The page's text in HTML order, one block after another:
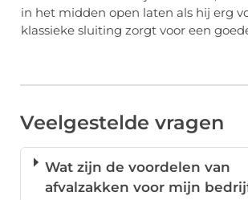
in het midden open laten als hij erg
klassieke sluiting zorgt voor een
Veelgestelde vragen
Wat zijn de voordelen van
afvalzakken voor mijn